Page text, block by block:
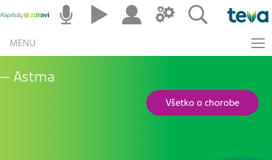
MENU
Astma
Všetko o chorobe